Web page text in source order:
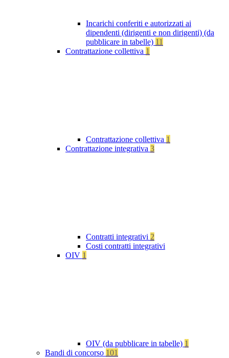
Incarichi conferiti e autorizzati ai
dipendenti (dirigenti e non dirigenti) (da
pubblicare in tabelle) 11
Contrattazione collettiva 1
Contrattazione collettiva 1
Contrattazione integrativa 3
Contratti integrativi 2
Costi contratti integrativi
OIV 1
OIV (da pubblicare in tabelle) 1
Bandi di concorso 101